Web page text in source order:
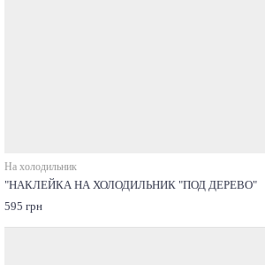
На холодильник
"НАКЛЕЙКА НА ХОЛОДИЛЬНИК "ПОД ДЕРЕВО"
595 грн